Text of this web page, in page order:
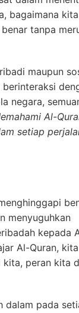
bagaimana
tanpa
maupun
negara,
Al-
setiap
menyuguhkan
kepada
Al-Quran, kita
kita, peran kita
dalam pada